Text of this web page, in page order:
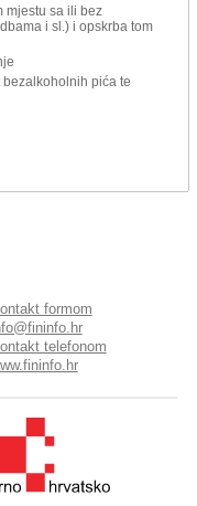
mjestu sa ili bez
i sl.) i opskrba tom
pića te
formom
telefonom